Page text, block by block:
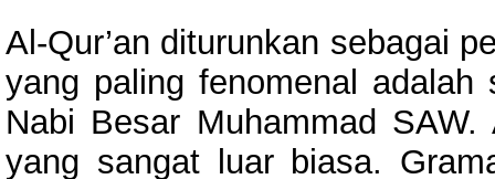
Al-Qur’an diturunkan sebagai
yang paling fenomenal adalah
Nabi Besar Muhammad SAW.
yang sangat luar biasa.